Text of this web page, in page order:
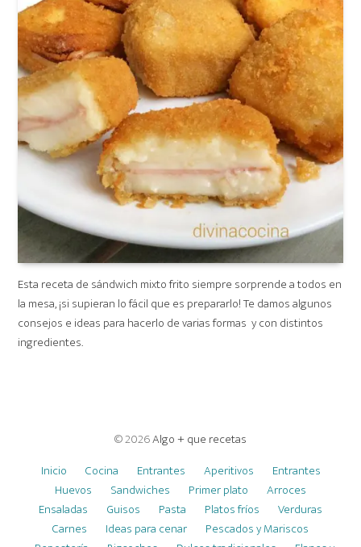
Esta receta de sándwich mixto frito siempre sorprende a todos en
la mesa, ¡si supieran lo fácil que es prepararlo! Te damos algunos
consejos e ideas para hacerlo de varias formas y con distintos
ingredientes.
© 2026Algo + que recetas
Inicio
Cocina Entrantes Aperitivos
Entrantes
Huevos
Sandwiches Primer plato
Arroces
Ensaladas
Guisos Pasta Platos fríos
Verduras
Carnes
Ideas para cenar
Pescados y Mariscos